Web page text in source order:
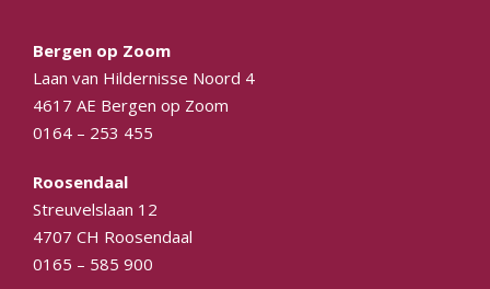
Bergen op Zoom
Laan van Hildernisse Noord 4
4617 AE Bergen op Zoom
0164 – 253 455
Roosendaal
Streuvelslaan 12
4707 CH Roosendaal
0165 – 585 900